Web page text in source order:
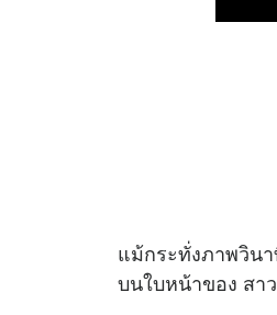
แม้กระทั่งภาพวิน
บนใบหน้าของ สา